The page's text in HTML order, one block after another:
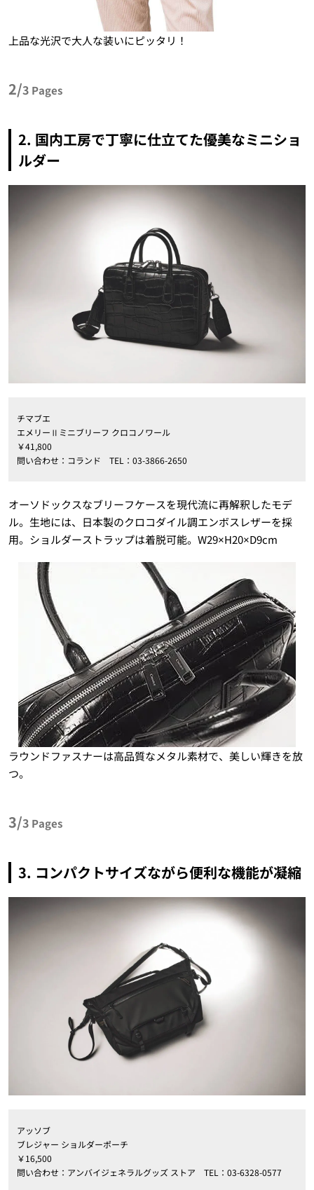
上品な光沢で大人な装いにピッタリ！
2/3 Pages
2. 国内工房で丁寧に仕立てた優美なミニショ
ルダー
チマブエ
エメリーⅡミニブリーフ クロコノワール
￥41,800
問い合わせ： コランド TEL ： 03-3866-2650
オーソドックスなブリーフケースを現代流に再解釈したモデ
ル。生地には、日本製のクロコダイル調エンボスレザーを採
用。ショルダーストラップは着脱可能。 W29×H20×D9cm
ラウンドファスナーは高品質なメタル素材で、美しい輝きを放
つ。
3/3 Pages
3. コンパクトサイズながら便利な機能が凝縮
アッソブ
ブレジャー ショルダーポーチ
￥16,500
問い合わせ： アンバイジェネラルグッズ ストア TEL ： 03-6328-0577